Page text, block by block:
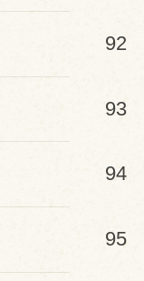
92
93
94
95